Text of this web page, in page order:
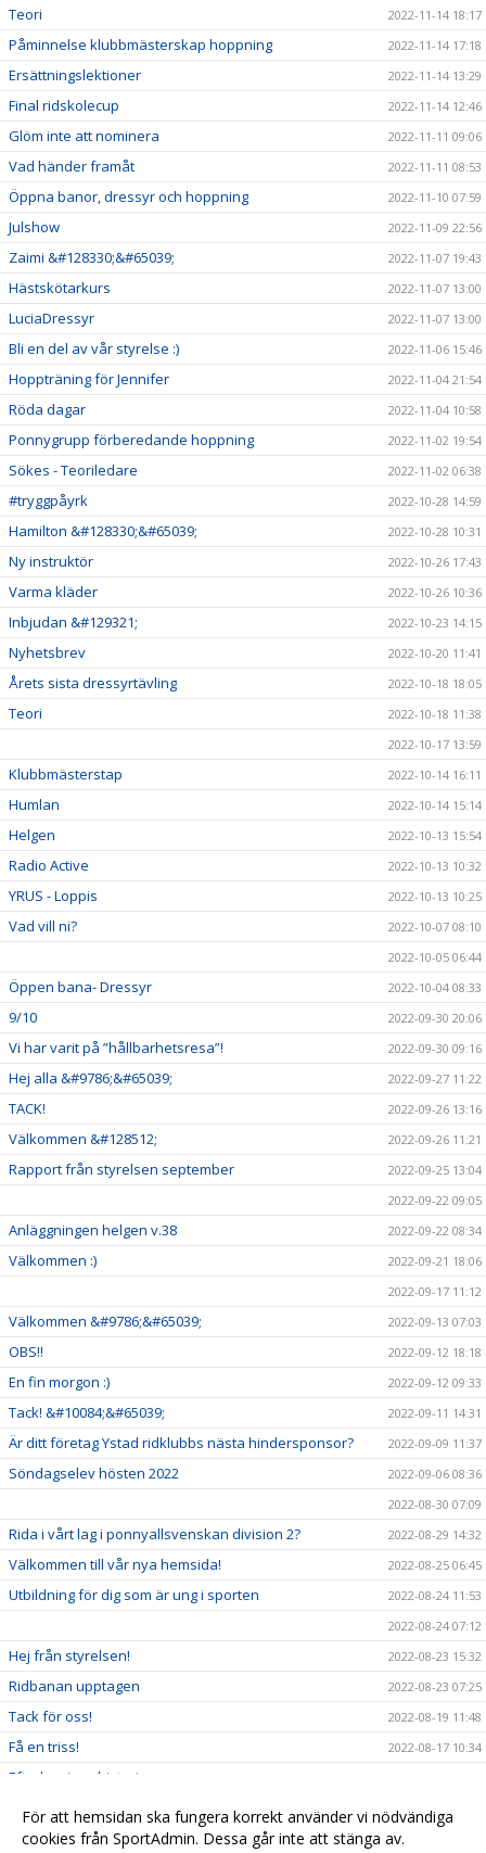
Teori 2022-11-14 18:17
Påminnelse klubbmästerskap hoppning 2022-11-14 17:18
Ersättningslektioner 2022-11-14 13:29
Final ridskolecup 2022-11-14 12:46
Glöm inte att nominera 2022-11-11 09:06
Vad händer framåt 2022-11-11 08:53
Öppna banor, dressyr och hoppning 2022-11-10 07:59
Julshow 2022-11-09 22:56
Zaimi &#128330;&#65039; 2022-11-07 19:43
Hästskötarkurs 2022-11-07 13:00
LuciaDressyr 2022-11-07 13:00
Bli en del av vår styrelse :) 2022-11-06 15:46
Hoppträning för Jennifer 2022-11-04 21:54
Röda dagar 2022-11-04 10:58
Ponnygrupp förberedande hoppning 2022-11-02 19:54
Sökes - Teoriledare 2022-11-02 06:38
#tryggpåyrk 2022-10-28 14:59
Hamilton &#128330;&#65039; 2022-10-28 10:31
Ny instruktör 2022-10-26 17:43
Varma kläder 2022-10-26 10:36
Inbjudan &#129321; 2022-10-23 14:15
Nyhetsbrev 2022-10-20 11:41
Årets sista dressyrtävling 2022-10-18 18:05
Teori
2022-10-18 11:38
2022-10-17 13:59
Klubbmästerstap 2022-10-14 16:11
Humlan 2022-10-14 15:14
Helgen 2022-10-13 15:54
Radio Active 2022-10-13 10:32
YRUS - Loppis 2022-10-13 10:25
Vad vill ni?
2022-10-07 08:10
2022-10-05 06:44
Öppen bana- Dressyr 2022-10-04 08:33
9/10 2022-09-30 20:06
Vi har varit på ”hållbarhetsresa”! 2022-09-30 09:16
Hej alla &#9786;&#65039; 2022-09-27 11:22
TACK! 2022-09-26 13:16
Välkommen &#128512; 2022-09-26 11:21
Rapport från styrelsen september
2022-09-25 13:04
2022-09-22 09:05
Anläggningen helgen v.38 2022-09-22 08:34
Välkommen :)
2022-09-21 18:06
2022-09-17 11:12
Välkommen &#9786;&#65039; 2022-09-13 07:03
OBS!! 2022-09-12 18:18
En fin morgon :) 2022-09-12 09:33
Tack! &#10084;&#65039; 2022-09-11 14:31
Är ditt företag Ystad ridklubbs nästa hindersponsor? 2022-09-09 11:37
Söndagselev hösten 2022
2022-09-06 08:36
2022-08-30 07:09
Rida i vårt lag i ponnyallsvenskan division 2? 2022-08-29 14:32
Välkommen till vår nya hemsida! 2022-08-25 06:45
Utbildning för dig som är ung i sporten
2022-08-24 11:53
2022-08-24 07:12
Hej från styrelsen! 2022-08-23 15:32
Ridbanan upptagen 2022-08-23 07:25
Tack för oss! 2022-08-19 11:48
Få en triss! 2022-08-17 10:34
Efterlysning - historia
2022-08-04 15:09
Ridskolestart 2022-08-03 07:31
För att hemsidan ska fungera korrekt använder vi nödvändiga
cookies från SportAdmin. Dessa går inte att stänga av.